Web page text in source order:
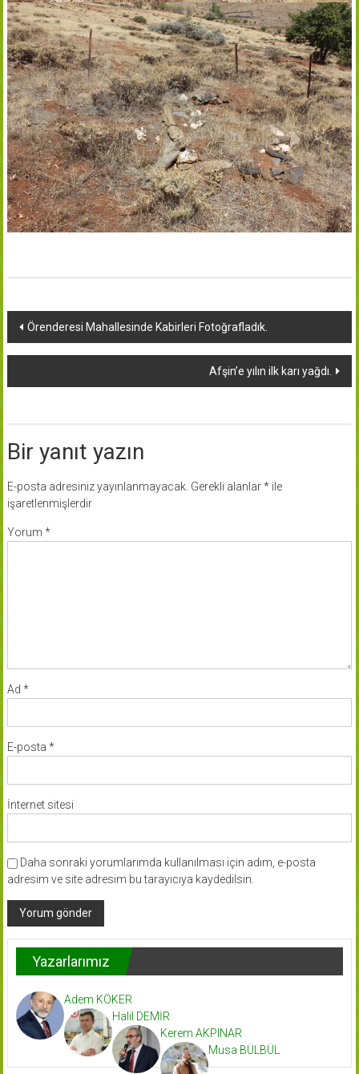
Yazı
dolaşımı
Örenderesi Mahallesinde Kabirleri Fotoğrafladık.
Afşin’e yılın ilk karı yağdı.
Bir yanıt yazın
E-posta adresiniz yayınlanmayacak. Gerekli alanlar*ile
işaretlenmişlerdir
Yorum *
Ad *
E-posta *
İnternet sitesi
Daha sonraki yorumlarımda kullanılması için adım, e-posta
adresim ve site adresim bu tarayıcıya kaydedilsin.
Yazarlarımız
Adem KÖKER
Halil DEMİR
Kerem AKPINAR
Musa BÜLBÜL